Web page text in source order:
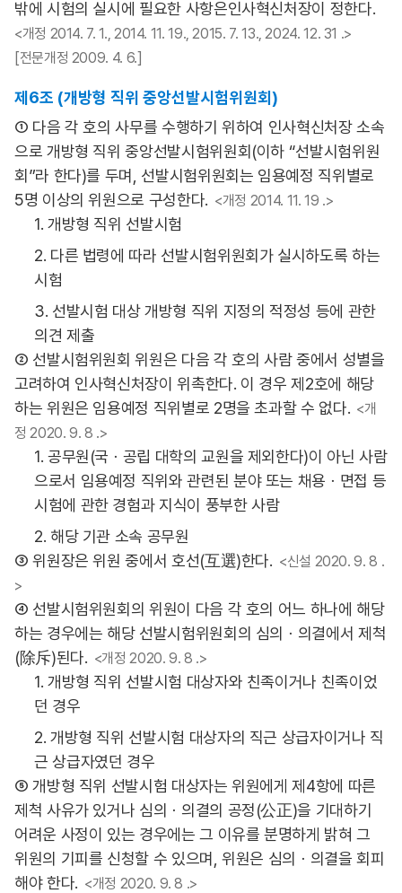
밖에 시험의 실시에 필요한 사항은인사혁신처장이 정한다.
<개정 2014. 7. 1., 2014. 11. 19., 2015. 7. 13., 2024. 12. 31 .>
[전문개정 2009. 4. 6.]
제6조 (개방형 직위 중앙선발시험위원회)
① 다음 각 호의 사무를 수행하기 위하여 인사혁신처장 소속
으로 개방형 직위 중앙선발시험위원회(이하 “선발시험위원
회”라 한다)를 두며, 선발시험위원회는 임용예정 직위별로
5명 이상의 위원으로 구성한다. <개정 2014. 11. 19 .>
1. 개방형 직위 선발시험
2. 다른 법령에 따라 선발시험위원회가 실시하도록 하는
시험
3. 선발시험 대상 개방형 직위 지정의 적정성 등에 관한
의견 제출
② 선발시험위원회 위원은 다음 각 호의 사람 중에서 성별을
고려하여 인사혁신처장이 위촉한다. 이 경우 제2호에 해당
하는 위원은 임용예정 직위별로 2명을 초과할 수 없다. <개
정 2020. 9. 8 .>
1. 공무원(국ㆍ공립 대학의 교원을 제외한다)이 아닌 사람
으로서 임용예정 직위와 관련된 분야 또는 채용ㆍ면접 등
시험에 관한 경험과 지식이 풍부한 사람
2. 해당 기관 소속 공무원
③ 위원장은 위원 중에서 호선(互選)한다. <신설 2020. 9. 8 .
>
④ 선발시험위원회의 위원이 다음 각 호의 어느 하나에 해당
하는 경우에는 해당 선발시험위원회의 심의ㆍ의결에서 제척
(除斥)된다. <개정 2020. 9. 8 .>
1. 개방형 직위 선발시험 대상자와 친족이거나 친족이었
던 경우
2. 개방형 직위 선발시험 대상자의 직근 상급자이거나 직
근 상급자였던 경우
⑤ 개방형 직위 선발시험 대상자는 위원에게 제4항에 따른
제척 사유가 있거나 심의ㆍ의결의 공정(公正)을 기대하기
어려운 사정이 있는 경우에는 그 이유를 분명하게 밝혀 그
위원의 기피를 신청할 수 있으며, 위원은 심의ㆍ의결을 회피
해야 한다. <개정 2020. 9. 8 .>